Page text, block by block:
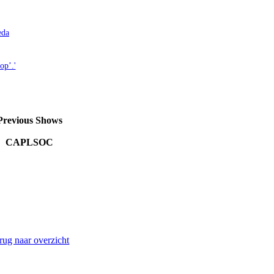
Shows
CAPLSOC
naar overzicht